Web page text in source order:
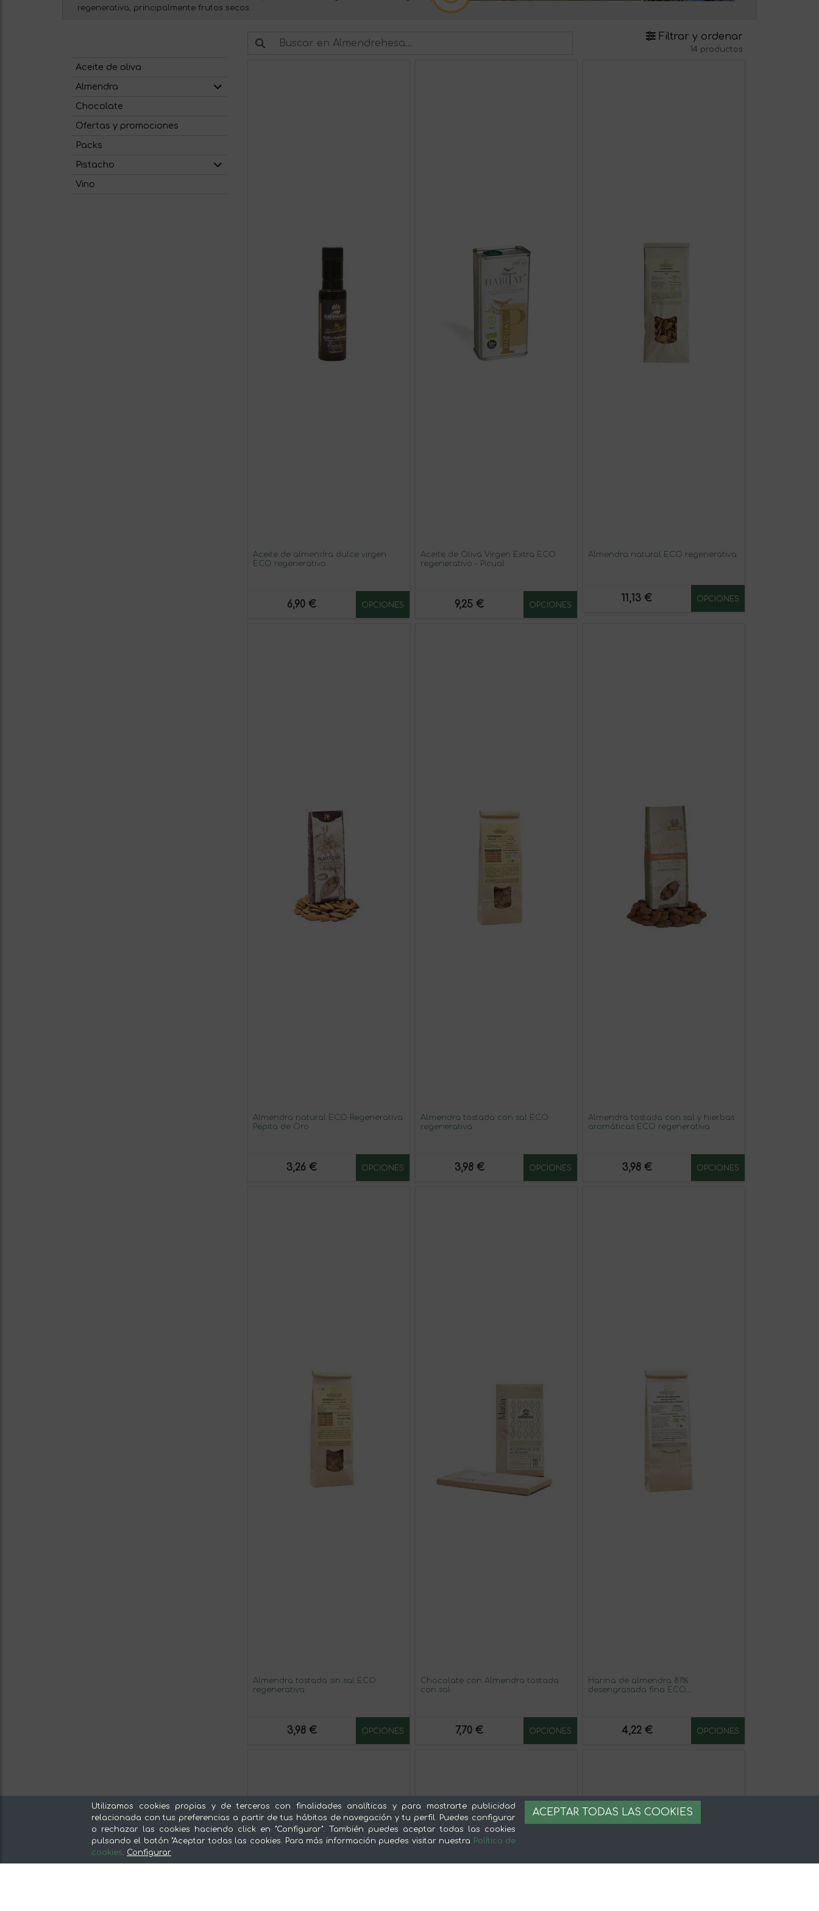
regenerativa, principalmente frutos secos.
Filtrar y ordenar
14 productos
Aceite de oliva
Almendra
Chocolate
Ofertas y promociones
Packs
Pistacho
Vino
Aceite de almendra dulce virgen
ECO regenerativo
6,90 € OPCIONES
Aceite de Oliva Virgen Extra ECO
regenerativo - Picual
9,25 € OPCIONES
Almendra natural ECO regenerativa
11,13 € OPCIONES
Almendra natural ECO Regenerativa
Pepita de Oro
3,26 € OPCIONES
Almendra tostada con sal ECO
regenerativa
3,98 € OPCIONES
Almendra tostada con sal y hierbas
aromáticas ECO regenerativa
3,98 € OPCIONES
Almendra tostada sin sal ECO
regenerativa
3,98 € OPCIONES
Chocolate con Almendra tostada
con sal
7,70 € OPCIONES
Harina de almendra 81%
desengrasada fina ECO
4,22 € OPCIONES
Utilizamos cookies propias y de terceros con finalidades analíticas y para mostrarte publicidad
relacionada con tus preferencias a partir de tus hábitos de navegación y tu perfil. Puedes configurar
o rechazar las cookies haciendo click en "Configurar". También puedes aceptar todas las cookies
pulsando el botón "Aceptar todas las cookies. Para más información puedes visitar nuestra Política de
cookies. Configurar
ACEPTAR TODAS LAS COOKIES